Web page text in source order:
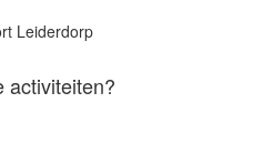
Leiderdorp
activiteiten?